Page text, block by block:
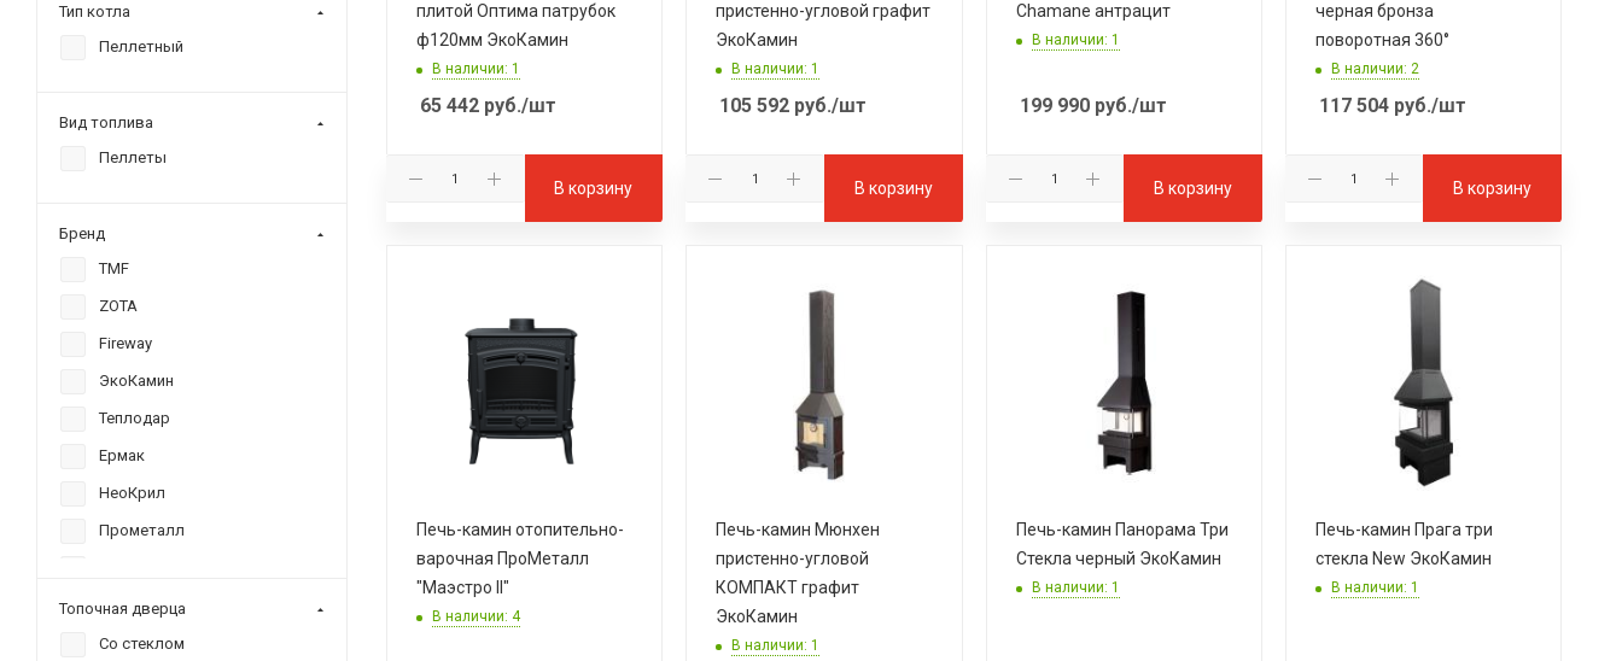
плитой Оптима патрубок
ф120мм ЭкоКамин
В наличии: 1
65 442 руб./шт
В корзину
пристенно-угловой графит
ЭкоКамин
В наличии: 1
105 592 руб./шт
В корзину
Chamane антрацит
В наличии: 1
199 990руб./шт
В корзину
черная бронза
поворотная 360°
В наличии: 2
117 504руб./шт
В корзину
Печь-камин отопительно-
варочная ПроМеталл
"Маэстро II"
В наличии: 4
Печь-камин Мюнхен
пристенно-угловой
КОМПАКТ графит
ЭкоКамин
В наличии: 1
Печь-камин Панорама Три
Стекла черный ЭкоКамин
В наличии: 1
Печь-камин Прага три
стекла New ЭкоКамин
В наличии: 1
Тип котла
Пеллетный
Вид топлива
Пеллеты
Бренд
TMF
ZOTA
Fireway
ЭкоКамин
Теплодар
Ермак
НеоКрил
Прометалл
Топочная дверца
Со стеклом